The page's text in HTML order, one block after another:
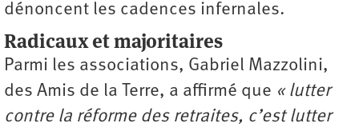
dénoncent les cadences infernales.
Radicaux et majoritaires
Parmi les associations, Gabriel Mazzolini,
des Amis de la Terre, a affirmé que « lutter
contre la réforme des retraites, c’est lutter